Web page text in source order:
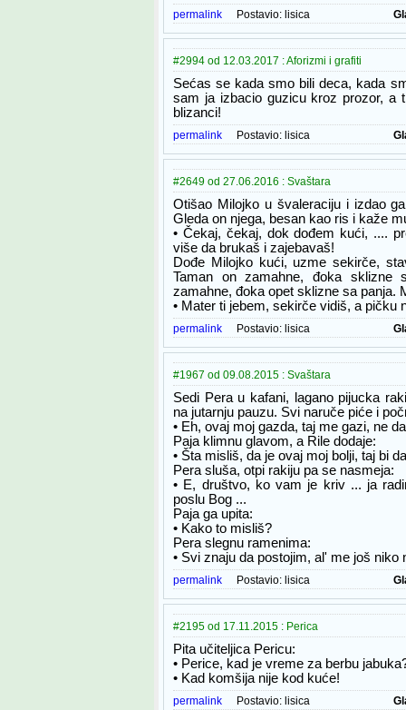
permalink Postavio: lisica
#2994 od 12.03.2017 : Aforizmi i grafiti
Sećas se kada smo bili deca, kada
sam ja izbacio guzicu kroz prozor, a
blizanci!
permalink Postavio: lisica
#2649 od 27.06.2016 : Svaštara
Otišao Milojko u švaleraciju i izdao
Gleda on njega, besan kao ris i kaže
• Čekaj, čekaj, dok dođem kući, ....
više da brukaš i zajebavaš!
Dođe Milojko kući, uzme sekirče,
Taman on zamahne, đoka sklizne
zamahne, đoka opet sklizne sa panja.
• Mater ti jebem, sekirče vidiš, a pičku
permalink Postavio: lisica
#1967 od 09.08.2015 : Svaštara
Sedi Pera u kafani, lagano pijucka
na jutarnju pauzu. Svi naruče piće i
• Eh, ovaj moj gazda, taj me gazi, ne
Paja klimnu glavom, a Rile dodaje:
• Šta misliš, da je ovaj moj bolji, taj bi
Pera sluša, otpi rakiju pa se nasmeja:
• E, društvo, ko vam je kriv ... ja
poslu Bog ...
Paja ga upita:
• Kako to misliš?
Pera slegnu ramenima:
• Svi znaju da postojim, al' me još niko
permalink Postavio: lisica
#2195 od 17.11.2015 : Perica
Pita učiteljica Pericu:
• Perice, kad je vreme za berbu
• Kad komšija nije kod kuće!
permalink Postavio: lisica